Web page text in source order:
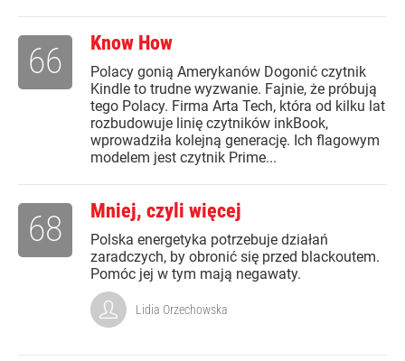
Know How
Polacy gonią Amerykanów Dogonić czytnik
Kindle to trudne wyzwanie. Fajnie, że próbują
tego Polacy. Firma Arta Tech, która od kilku lat
rozbudowuje linię czytników inkBook,
wprowadziła kolejną generację. Ich flagowym
modelem jest czytnik Prime...
66
Mniej, czyli więcej
Polska energetyka potrzebuje działań
zaradczych, by obronić się przed blackoutem.
Pomóc jej w tym mają negawaty.
68
Lidia Orzechowska